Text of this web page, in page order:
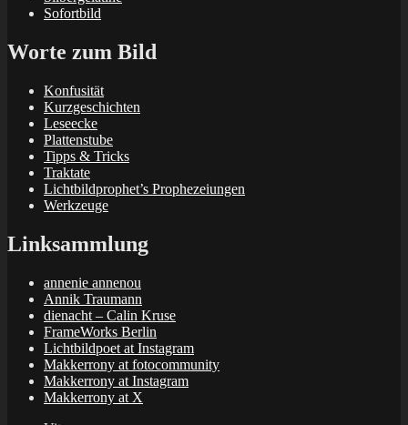
Sofortbild
Worte zum Bild
Konfusität
Kurzgeschichten
Leseecke
Plattenstube
Tipps & Tricks
Traktate
Lichtbildprophet’s Prophezeiungen
Werkzeuge
Linksammlung
annenie annenou
Annik Traumann
dienacht – Calin Kruse
FrameWorks Berlin
Lichtbildpoet at Instagram
Makkerrony at fotocommunity
Makkerrony at Instagram
Makkerrony at X